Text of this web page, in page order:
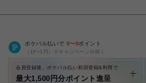
ポケパル払いで 0〜0ポイント
（1P=1円）※キャンペーン分除く
会員登録後、ポケパル払い初回登録&利用で
最大1,500円分ポイント進呈